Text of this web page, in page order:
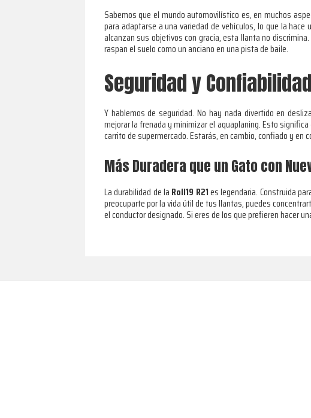
Sabemos que el mundo automovilístico es, en muchos
para adaptarse a una variedad de vehículos, lo que la
alcanzan sus objetivos con gracia, esta llanta no
raspan el suelo como un anciano en una pista de baile.
Seguridad y
Y hablemos de seguridad. No hay nada divertido en
mejorar la frenada y minimizar el aquaplaning. Esto
carrito de supermercado. Estarás, en cambio, confiado y
Más Duradera que un Gato con
La durabilidad de la Roll19 R21es legendaria. Construida
preocuparte por la vida útil de tus llantas, puedes
el conductor designado. Si eres de los que prefieren hacer